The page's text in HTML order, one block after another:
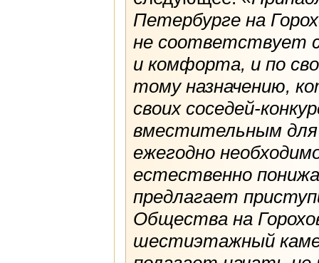
Петербурге на
не соответствует
и комфорта, и по
тому назначению,
своих соседей-
вместительным
ежегодно
естественно
предлагает
Общества на
шестиэтажный